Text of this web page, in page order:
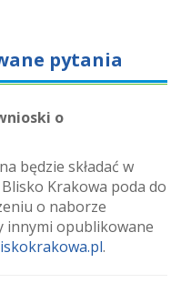
pytania
o
będzie składać w
Krakowa poda do
o naborze
innymi opublikowane
.